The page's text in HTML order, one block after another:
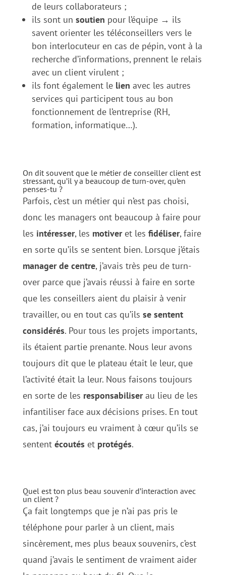
de leurs collaborateurs ;
ils sont un soutien pour l’équipe → ils
savent orienter les téléconseillers vers le
bon interlocuteur en cas de pépin, vont à la
recherche d’informations, prennent le relais
avec un client virulent ;
ils font également le lien avec les autres
services qui participent tous au bon
fonctionnement de l’entreprise (RH,
formation, informatique…).
On dit souvent que le métier de conseiller client est
stressant, qu’il y a beaucoup de turn-over, qu’en
penses-tu ?
Parfois, c’est un métier qui n’est pas choisi,
donc les managers ont beaucoup à faire pour
les intéresser, les motiveret les fidéliser, faire
en sorte qu’ils se sentent bien. Lorsque j’étais
manager de centre, j’avais très peu de turn-
over parce que j’avais réussi à faire en sorte
que les conseillers aient du plaisir à venir
travailler, ou en tout cas qu’ils se sentent
considérés. Pour tous les projets importants,
ils étaient partie prenante. Nous leur avons
toujours dit que le plateau était le leur, que
l’activité était la leur. Nous faisons toujours
en sorte de les responsabiliserau lieu de les
infantiliser face aux décisions prises. En tout
cas, j’ai toujours eu vraiment à cœur qu’ils se
sentent écoutés et protégés.
Quel est ton plus beau souvenir d’interaction avec
un client ?
Ça fait longtemps que je n’ai pas pris le
téléphone pour parler à un client, mais
sincèrement, mes plus beaux souvenirs, c’est
quand j’avais le sentiment de vraiment aider